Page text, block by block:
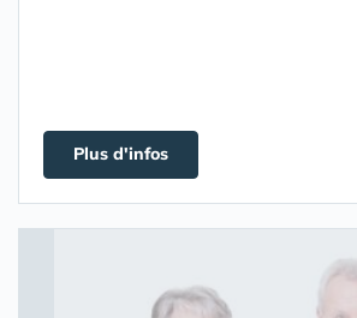
Plus d'infos